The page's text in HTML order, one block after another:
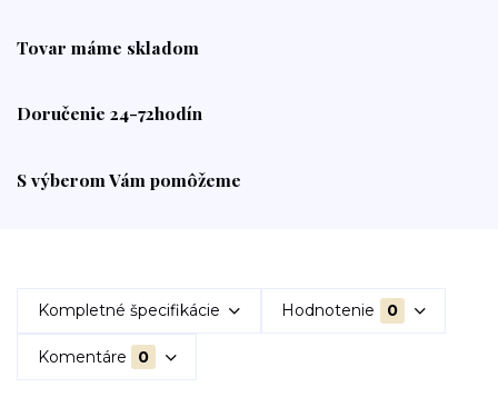
Tovar máme skladom
Doručenie 24-72hodín
S výberom Vám pomôžeme
Kompletné špecifikácie Hodnotenie 0
Komentáre 0